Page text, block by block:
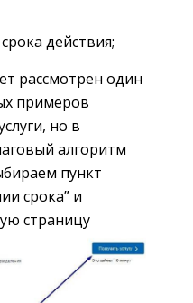
действия;
рассмотрен один
примеров
но в
алгоритм
пункт
срока” и
страницу